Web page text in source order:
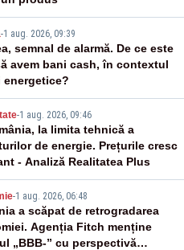
-1 aug. 2026, 09:39
semnal de alarmă. De ce este
avem bani cash, în contextul
energetice?
-1 aug. 2026, 09:46
la limita tehnică a
de energie. Prețurile cresc
- Analiză Realitatea Plus
-1 aug. 2026, 06:48
a scăpat de retrogradarea
Agenția Fitch menține
„BBB-” cu perspectivă